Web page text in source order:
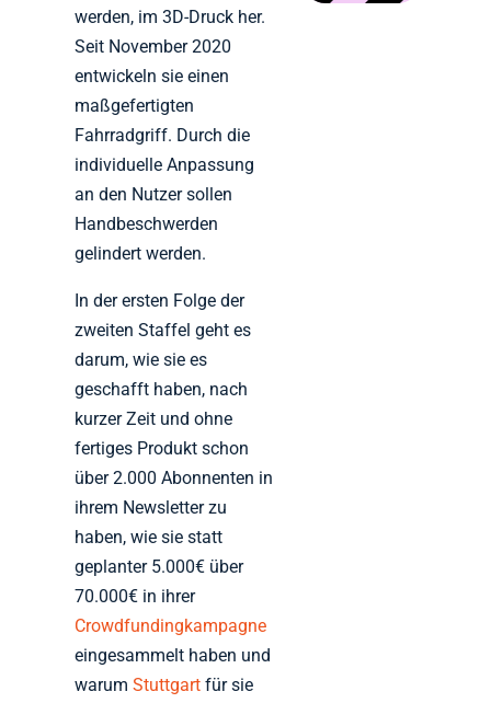
werden, im 3D-Druck her.
Seit November 2020
entwickeln sie einen
maßgefertigten
Fahrradgriff. Durch die
individuelle Anpassung
an den Nutzer sollen
Handbeschwerden
gelindert werden.
In der ersten Folge der
zweiten Staffel geht es
darum, wie sie es
geschafft haben, nach
kurzer Zeit und ohne
fertiges Produkt schon
über 2.000 Abonnenten in
ihrem Newsletter zu
haben, wie sie statt
geplanter 5.000€ über
70.000€ in ihrer
Crowdfundingkampagne
eingesammelt haben und
warumStuttgart für sie